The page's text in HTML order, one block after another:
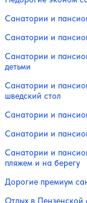
Санатории и
Санатории и
Санатории и
детьми
Санатории и
шведский стол
Санатории и
Санатории и
Санатории и
пляжем и на берегу
Дорогие премиум